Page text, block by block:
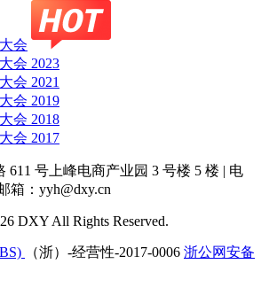
会
会 2023
会 2021
会 2019
会 2018
会 2017
611 号上峰电商产业园 3 号楼 5 楼 | 电
箱：yyh@dxy.cn
DXY All Rights Reserved.
（浙）-经营性-2017-0006 浙公网安备